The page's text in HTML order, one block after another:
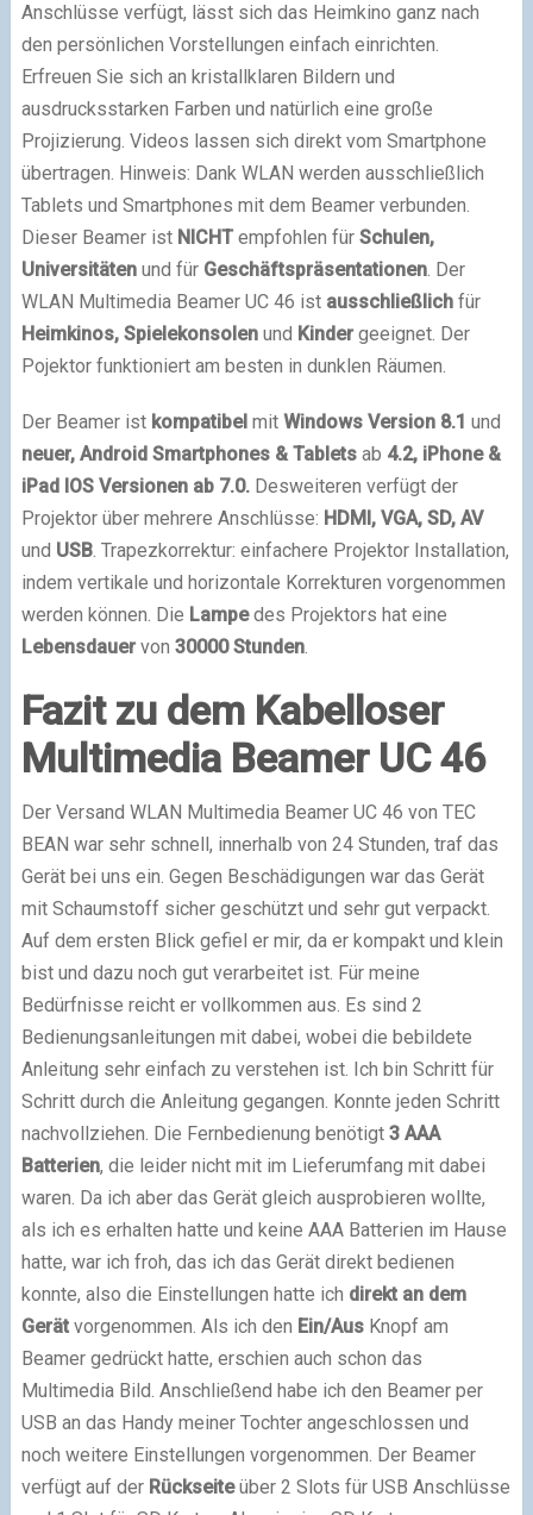
Anschlüsse verfügt, lässt sich das Heimkino ganz nach
den persönlichen Vorstellungen einfach einrichten.
Erfreuen Sie sich an kristallklaren Bildern und
ausdrucksstarken Farben und natürlich eine große
Projizierung. Videos lassen sich direkt vom Smartphone
übertragen. Hinweis: Dank WLAN werden ausschließlich
Tablets und Smartphones mit dem Beamer verbunden.
Dieser Beamer ist NICHTempfohlen für Schulen,
Universitätenund für Geschäftspräsentationen. Der
WLAN Multimedia Beamer UC 46 ist ausschließlichfür
Heimkinos, Spielekonsolenund Kindergeeignet. Der
Pojektor funktioniert am besten in dunklen Räumen.
Der Beamer ist kompatibelmit Windows Version 8.1 und
neuer, Android Smartphones & Tabletsab 4.2, iPhone &
iPad IOS Versionen ab 7.0.Desweiteren verfügt der
Projektor über mehrere Anschlüsse: HDMI, VGA, SD, AV
und USB. Trapezkorrektur: einfachere Projektor Installation,
indem vertikale und horizontale Korrekturen vorgenommen
werden können. Die Lampedes Projektors hat eine
Lebensdauervon 30000 Stunden.
Fazit zu dem Kabelloser
Multimedia Beamer UC 46
Der Versand WLAN Multimedia Beamer UC 46 von TEC
BEAN war sehr schnell, innerhalb von 24 Stunden, traf das
Gerät bei uns ein. Gegen Beschädigungen war das Gerät
mit Schaumstoff sicher geschützt und sehr gut verpackt.
Auf dem ersten Blick gefiel er mir, da er kompakt und klein
bist und dazu noch gut verarbeitet ist. Für meine
Bedürfnisse reicht er vollkommen aus. Es sind 2
Bedienungsanleitungen mit dabei, wobei die bebildete
Anleitung sehr einfach zu verstehen ist. Ich bin Schritt für
Schritt durch die Anleitung gegangen. Konnte jeden Schritt
nachvollziehen. Die Fernbedienung benötigt 3 AAA
Batterien, die leider nicht mit im Lieferumfang mit dabei
waren. Da ich aber das Gerät gleich ausprobieren wollte,
als ich es erhalten hatte und keine AAA Batterien im Hause
hatte, war ich froh, das ich das Gerät direkt bedienen
konnte, also die Einstellungen hatte ich direkt an dem
Gerätvorgenommen. Als ich den Ein/AusKnopf am
Beamer gedrückt hatte, erschien auch schon das
Multimedia Bild. Anschließend habe ich den Beamer per
USB an das Handy meiner Tochter angeschlossen und
noch weitere Einstellungen vorgenommen. Der Beamer
verfügt auf der Rückseiteüber 2 Slots für USB Anschlüsse